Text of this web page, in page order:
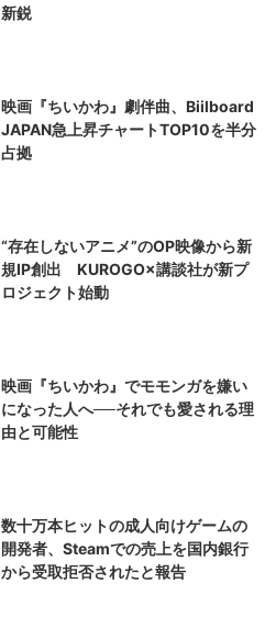
新鋭
映画『ちいかわ』劇伴曲、Biilboard
JAPAN急上昇チャートTOP10を半分
占拠
“存在しないアニメ”のOP映像から新
規IP創出 KUROGO×講談社が新プ
ロジェクト始動
映画『ちいかわ』でモモンガを嫌い
になった人へ──それでも愛される理
由と可能性
数十万本ヒットの成人向けゲームの
開発者、Steamでの売上を国内銀行
から受取拒否されたと報告